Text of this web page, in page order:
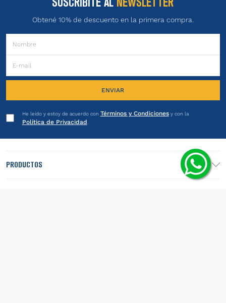
Obtené 10% de descuento en la primera compra.
ENVIAR
He leído y estoy de acuerdo con Términos y Condicionesy con la
Política de Privacidad
PRODUCTOS